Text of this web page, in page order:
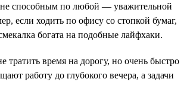
не способным по любой — уважительной
если ходить по офису со стопкой бумаг,
богата на подобные лайфхаки.
время на дорогу, но очень быстро
работу до глубокого вечера, а задачи